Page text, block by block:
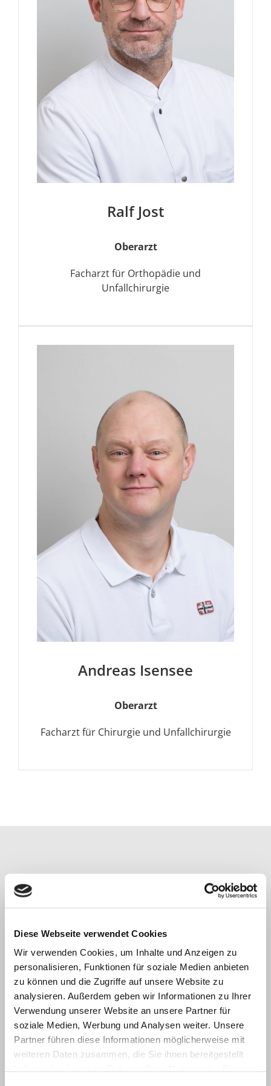
Diese Webseite verwendet Cookies
Wir verwenden Cookies, um Inhalte und Anzeigen zu
personalisieren, Funktionen für soziale Medien anbieten
zu können und die Zugriffe auf unsere Website zu
analysieren. Außerdem geben wir Informationen zu Ihrer
Verwendung unserer Website an unsere Partner für
soziale Medien, Werbung und Analysen weiter. Unsere
Partner führen diese Informationen möglicherweise mit
weiteren Daten zusammen, die Sie ihnen bereitgestellt
Ralf Jost
Oberarzt
Facharzt für Orthopädie und
Unfallchirurgie
Andreas Isensee
Oberarzt
Facharzt für Chirurgie und Unfallchirurgie
Zweitmeinung
Da gesetzlich Versicherte ihren Arzt frei wählen
können, ist es unproblematisch, bei Behandlungen